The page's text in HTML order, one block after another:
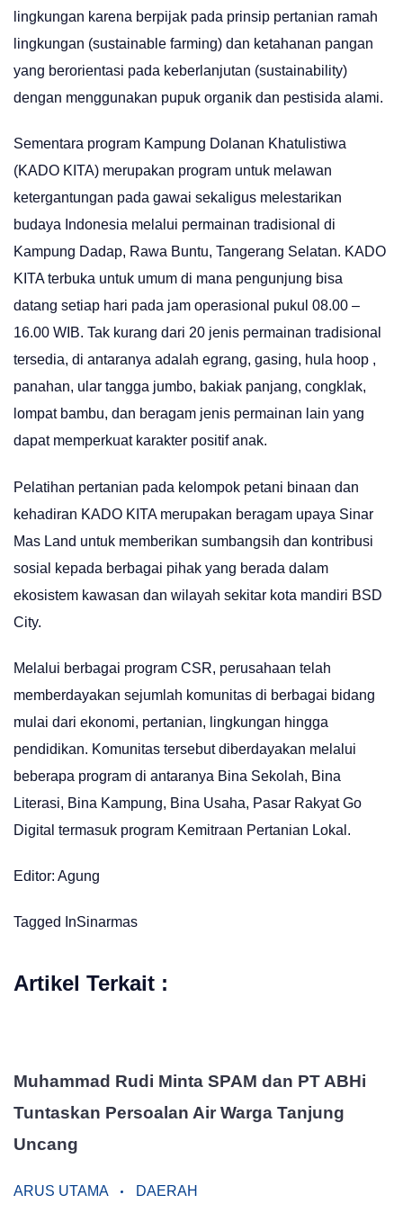
lingkungan karena berpijak pada prinsip pertanian ramah
lingkungan (sustainable farming) dan ketahanan pangan
yang berorientasi pada keberlanjutan (sustainability)
dengan menggunakan pupuk organik dan pestisida alami.
Sementara program Kampung Dolanan Khatulistiwa
(KADO KITA) merupakan program untuk melawan
ketergantungan pada gawai sekaligus melestarikan
budaya Indonesia melalui permainan tradisional di
Kampung Dadap, Rawa Buntu, Tangerang Selatan. KADO
KITA terbuka untuk umum di mana pengunjung bisa
datang setiap hari pada jam operasional pukul 08.00 –
16.00 WIB. Tak kurang dari 20 jenis permainan tradisional
tersedia, di antaranya adalah egrang, gasing, hula hoop ,
panahan, ular tangga jumbo, bakiak panjang, congklak,
lompat bambu, dan beragam jenis permainan lain yang
dapat memperkuat karakter positif anak.
Pelatihan pertanian pada kelompok petani binaan dan
kehadiran KADO KITA merupakan beragam upaya Sinar
Mas Land untuk memberikan sumbangsih dan kontribusi
sosial kepada berbagai pihak yang berada dalam
ekosistem kawasan dan wilayah sekitar kota mandiri BSD
City.
Melalui berbagai program CSR, perusahaan telah
memberdayakan sejumlah komunitas di berbagai bidang
mulai dari ekonomi, pertanian, lingkungan hingga
pendidikan. Komunitas tersebut diberdayakan melalui
beberapa program di antaranya Bina Sekolah, Bina
Literasi, Bina Kampung, Bina Usaha, Pasar Rakyat Go
Digital termasuk program Kemitraan Pertanian Lokal.
Editor: Agung
Tagged InSinarmas
Artikel Terkait :
Muhammad Rudi Minta SPAM dan PT ABHi
Tuntaskan Persoalan Air Warga Tanjung
Uncang
ARUS UTAMA DAERAH